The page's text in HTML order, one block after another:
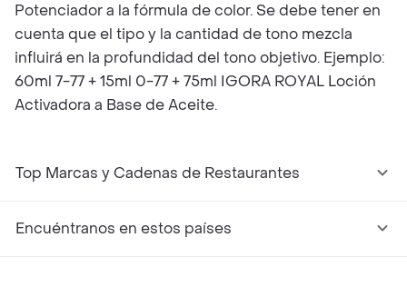
Potenciador a la fórmula de color. Se debe tener en
cuenta que el tipo y la cantidad de tono mezcla
influirá en la profundidad del tono objetivo. Ejemplo:
60ml 7-77 + 15ml 0-77 + 75ml IGORA ROYAL Loción
Activadora a Base de Aceite.
Top Marcas y Cadenas de Restaurantes
Encuéntranos en estos países